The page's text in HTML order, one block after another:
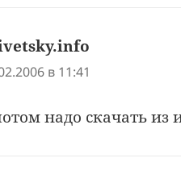
в 11:41
надо скачать из